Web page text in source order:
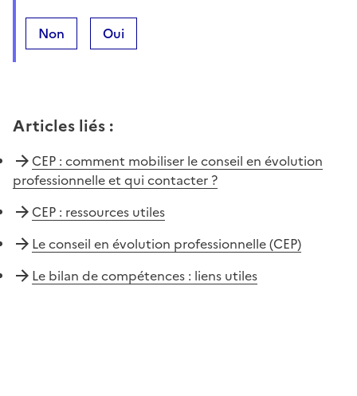
Non Oui
Articles liés :
CEP : comment mobiliser le conseil en évolution
professionnelle et qui contacter ?
CEP : ressources utiles
Le conseil en évolution professionnelle (CEP)
Le bilan de compétences : liens utiles